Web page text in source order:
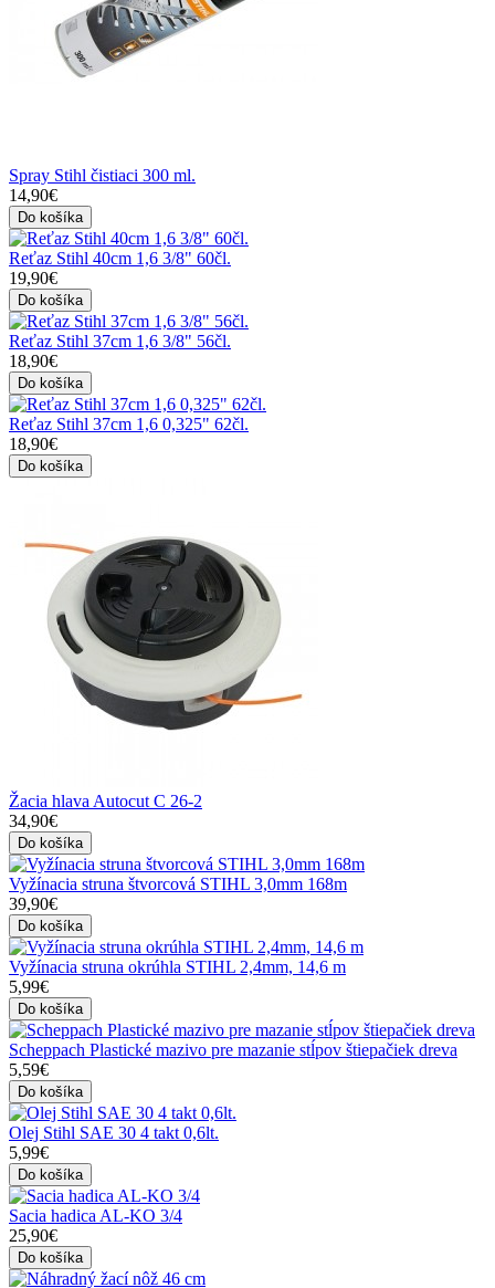
Spray Stihl čistiaci 300 ml.
14,90€
Do košíka
Reťaz Stihl 40cm 1,6 3/8" 60čl.
19,90€
Do košíka
Reťaz Stihl 37cm 1,6 3/8" 56čl.
18,90€
Do košíka
Reťaz Stihl 37cm 1,6 0,325" 62čl.
18,90€
Do košíka
Žacia hlava Autocut C 26-2
34,90€
Do košíka
Vyžínacia struna štvorcová STIHL 3,0mm 168m
39,90€
Do košíka
Vyžínacia struna okrúhla STIHL 2,4mm, 14,6 m
5,99€
Do košíka
Scheppach Plastické mazivo pre mazanie stĺpov štiepačiek dreva
5,59€
Do košíka
Olej Stihl SAE 30 4 takt 0,6lt.
5,99€
Do košíka
Sacia hadica AL-KO 3/4
25,90€
Do košíka